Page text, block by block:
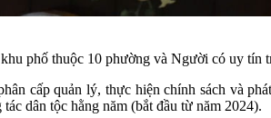
phố thuộc 10 phường và Người có uy
cấp quản lý, thực hiện chính sách và
dân tộc hằng năm (bắt đầu từ năm 2024).